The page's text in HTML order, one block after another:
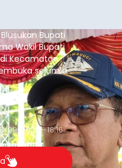
Blusukan Bupati
Wakil Bupati
Kecamatan
sejumlah
Dari
pertanian
menjadi
09/2026 - 18:16